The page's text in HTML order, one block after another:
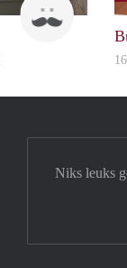
Niks leuks